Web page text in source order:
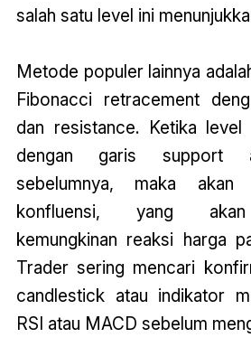
salah satu level ini
Metode populer lainnya
Fibonacci retracement
dan resistance. Ketika level
dengan garis support
sebelumnya, maka akan
konfluensi, yang akan
kemungkinan reaksi harga
Trader sering mencari
candlestick atau indikator
RSI atau MACD sebelum